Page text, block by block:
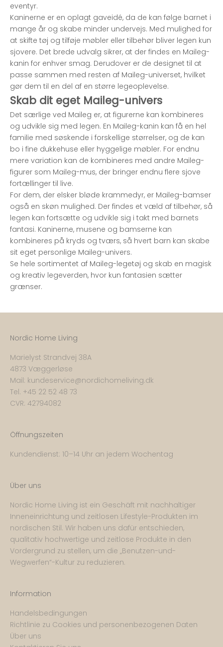
eventyr.
Kaninerne er en oplagt gaveidé, da de kan følge barnet i
mange år og skabe minder undervejs. Med mulighed for
at skifte tøj og tilføje møbler eller tilbehør bliver legen kun
sjovere. Det brede udvalg sikrer, at der findes en Maileg-
kanin for enhver smag. Derudover er de designet til at
passe sammen med resten af Maileg-universet, hvilket
gør dem til en del af en større legeoplevelse.
Skab dit eget Maileg-univers
Det særlige ved Maileg er, at figurerne kan kombineres
og udvikle sig med legen. En Maileg-kanin kan få en hel
familie med søskende i forskellige størrelser, og de kan
bo i fine dukkehuse eller hyggelige møbler. For endnu
mere variation kan de kombineres med andre Maileg-
figurer som Maileg-mus, der bringer endnu flere sjove
fortællinger til live.
For dem, der elsker bløde krammedyr, er Maileg-bamser
også en skøn mulighed. Der findes et væld af tilbehør, så
legen kan fortsætte og udvikle sig i takt med barnets
fantasi. Kaninerne, musene og bamserne kan
kombineres på kryds og tværs, så hvert barn kan skabe
sit eget personlige Maileg-univers.
Se hele sortimentet af Maileg-legetøj og skab en magisk
og kreativ legeverden, hvor kun fantasien sætter
grænser.
Nordic Home Living
Marielyst Strandvej 38A
4873 Væggerløse
Mail: kundeservice@nordichomeliving.dk
Tel. +45 22 52 48 73
CVR: 42794082
Öffnungszeiten
Kundendienst: 10–14 Uhr an jedem Wochentag
Über uns
Nordic Home Living ist ein Geschäft mit nachhaltiger
Inneneinrichtung und zeitlosen Lifestyle-Produkten im
nordischen Stil. Wir haben uns dafür entschieden,
qualitativ hochwertige und zeitlose Produkte in den
Vordergrund zu stellen, um die „Benutzen-und-
Wegwerfen“-Kultur zu reduzieren.
Information
Handelsbedingungen
Richtlinie zu Cookies und personenbezogenen Daten
Über uns